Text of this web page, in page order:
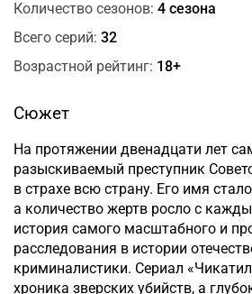
Количество сезонов: 4 сезона
Всего серий: 32
Возрастной рейтинг: 18+
Сюжет
На протяжении двенадцати лет
разыскиваемый преступник
в страхе всю страну. Его имя
а количество жертв росло с
история самого масштабного и
расследования в истории
криминалистики. Сериал
хроника зверских убийств, а